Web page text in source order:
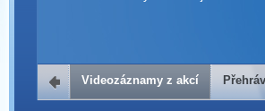
Přehrávač ve
Videozáznamy z akcí